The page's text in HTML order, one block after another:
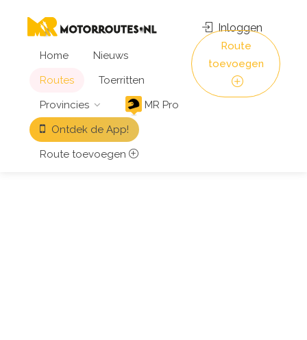
Home
Nieuws
Routes
Toerritten
Provincies
MR Pro
Ontdek de App!
Route toevoegen
Inloggen
Route
toevoegen